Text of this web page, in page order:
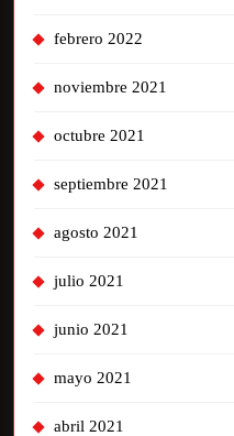
febrero 2022
noviembre 2021
octubre 2021
septiembre 2021
agosto 2021
julio 2021
junio 2021
mayo 2021
abril 2021